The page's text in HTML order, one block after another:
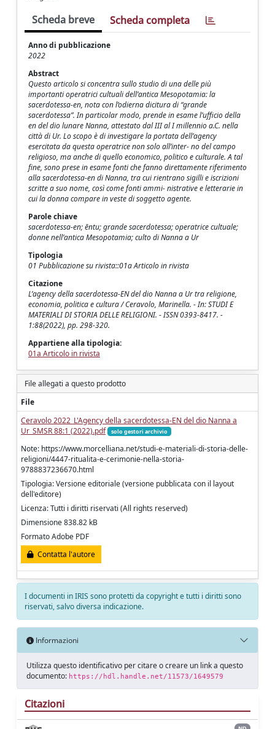
Scheda breve Scheda completa
Anno di pubblicazione
2022
Abstract
Questo articolo si concentra sullo studio di una delle più
importanti operatrici cultuali dell’antica Mesopotamia: la
sacerdotessa-en, nota con l’odierna dicitura di “grande
sacerdotessa”. In particolar modo, prende in esame l’ufficio della
en del dio lunare Nanna, attestato dal III al I millennio a.C. nella
città di Ur. Lo scopo è di investigare la portata dell’agency
esercitata da questa operatrice non solo all’inter- no del campo
religioso, ma anche di quello economico, politico e culturale. A tal
fine, sono prese in esame fonti che fanno direttamente riferimento
alla sacerdotessa-en di Nanna, tra cui rientrano sigilli e iscrizioni
scritte a suo nome, così come fonti ammi- nistrative e letterarie in
cui la donna compare in veste di soggetto agente.
Parole chiave
sacerdotessa-en; ēntu; grande sacerdotessa; operatrice cultuale;
donne nell’antica Mesopotamia; culto di Nanna a Ur
Tipologia
01 Pubblicazione su rivista::01a Articolo in rivista
Citazione
L’agency della sacerdotessa-EN del dio Nanna a Ur tra religione,
economia, politica e cultura / Ceravolo, Marinella. - In: STUDI E
MATERIALI DI STORIA DELLE RELIGIONI. - ISSN 0393-8417. -
1:88(2022), pp. 298-320.
Appartiene alla tipologia:
01a Articolo in rivista
File allegati a questo prodotto
File
Ceravolo 2022_L'Agency della sacerdotessa-EN del dio Nanna a
Ur_SMSR 88:1 (2022).pdf
solo gestori archivio
Note: https://www.morcelliana.net/studi-e-materiali-di-storia-delle-
religioni/4447-ritualita-e-cerimonie-nella-storia-
9788837236670.html
Tipologia: Versione editoriale (versione pubblicata con il layout
dell'editore)
Licenza: Tutti i diritti riservati (All rights reserved)
Dimensione 838.82 kB
Formato Adobe PDF
Contatta l'autore
I documenti in IRIS sono protetti da copyright e tutti i diritti sono
riservati, salvo diversa indicazione.
Informazioni
Utilizza questo identificativo per citare o creare un link a questo
documento: https://hdl.handle.net/11573/1649579
Citazioni